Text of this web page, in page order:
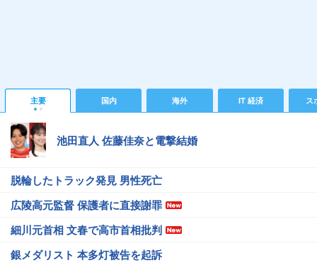
主要 国内 海外 IT 経済 ス
池田直人 佐藤佳奈と電撃結婚
脱輪したトラック発見 男性死亡
広陵高元監督 保護者に直接謝罪
細川元首相 文春で高市首相批判
銀メダリスト 本多灯被告を起訴